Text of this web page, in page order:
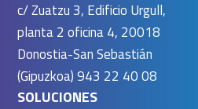
c/ Zuatzu 3, Edificio Urgull,
planta 2 oficina 4, 20018
Donostia-San Sebastián
(Gipuzkoa) 943 22 40 08
SOLUCIONES